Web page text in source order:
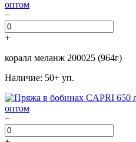
−
+
коралл меланж 200025 (964г)
Наличие: 50+ уп.
−